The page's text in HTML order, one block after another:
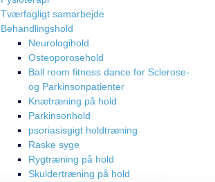
Tværfagligt samarbejde
Behandlingshold
Neurologihold
Osteoporosehold
Ball room fitness dance for Sclerose-
og Parkinsonpatienter
Knætræning på hold
Parkinsonhold
psoriasisgigt holdtræning
Raske syge
Rygtræning på hold
Skuldertræning på hold